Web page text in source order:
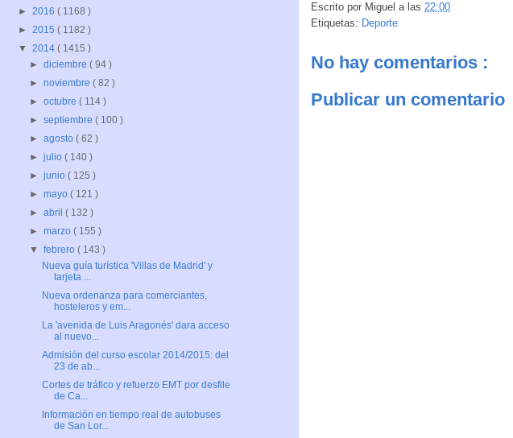
Escrito por Miguel a las 22:00
Etiquetas: Deporte
No hay comentarios :
Publicar un comentario
► 2016 ( 1168 )
► 2015 ( 1182 )
▼ 2014 ( 1415 )
►diciembre( 94 )
►noviembre( 82 )
►octubre( 114 )
►septiembre( 100 )
►agosto( 62 )
►julio( 140 )
►junio( 125 )
►mayo( 121 )
►abril( 132 )
►marzo( 155 )
▼febrero( 143 )
Nueva guía turística 'Villas de Madrid' y
tarjeta ...
Nueva ordenanza para comerciantes,
hosteleros y em...
La 'avenida de Luis Aragonés' dara acceso
al nuevo...
Admisión del curso escolar 2014/2015: del
23 de ab...
Cortes de tráfico y refuerzo EMT por desfile
de Ca...
Información en tiempo real de autobuses
de San Lor...